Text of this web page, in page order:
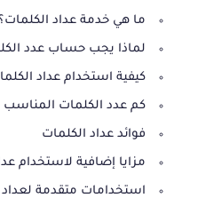
ما هي خدمة عداد
لماذا يجب حساب عدد
كيفية استخدام عداد
كم عدد الكلمات المناسب
فوائد عداد الكلمات
مزايا إضافية لاستخدام
استخدامات متقدمة لعداد